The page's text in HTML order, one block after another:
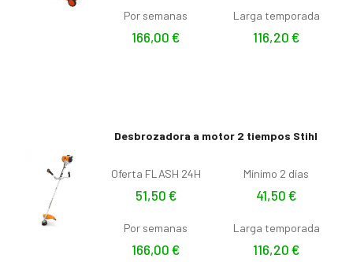
Por semanas
166,00 €
Larga temporada
116,20 €
Desbrozadora a motor 2 tiempos Stihl
Oferta FLASH 24H
51,50 €
Mínimo 2 días
41,50 €
Por semanas
166,00 €
Larga temporada
116,20 €